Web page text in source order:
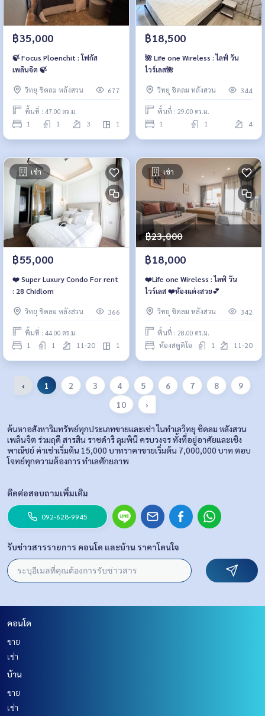
฿35,000
🍃 Focus Ploenchit : โฟกัส
เพลินจิต 🍃
วิทยุ ชิดลม หลังสวน 677
พื้นที่ : 47.00 ตร.ม.
1 1 3 1
฿18,500
🌺 Life one Wireless : ไลฟ์ วัน
ไวร์เลส🌺
วิทยุ ชิดลม หลังสวน 344
พื้นที่ : 29.00 ตร.ม.
1 1 4
เช่า
฿55,000
❤️ Super Luxury Condo For rent
: 28 Chidlom
วิทยุ ชิดลม หลังสวน 366
พื้นที่ : 44.00 ตร.ม.
1 1 11-20 1
เช่า
฿23,000
฿18,000
❤️Life one Wireless : ไลฟ์ วัน
ไวร์เลส ❤️ห้องแต่งสวย💕
วิทยุ ชิดลม หลังสวน 342
พื้นที่ : 28.00 ตร.ม.
ห้องสตูดิโอ 1 11-20
‹ 1 2 3 4 5 6 7 8
9
10
›
ค้นหาอสังหาริมทรัพย์ทุกประเภทขายและเช่า ในทำเลวิทยุ ชิดลม หลังสวน
เพลินจิต ร่วมฤดี สารสิน ราชดำริ ลุมพินี ครบวงจร ทั้งที่อยู่อาศัยและเชิง
พาณิชย์ ค่าเช่าเริ่มต้น 15,000 บาทราคาขายเริ่มต้น 7,000,000 บาท ตอบ
โจทย์ทุกความต้องการ ทำเลศักยภาพ
ติดต่อสอบถามเพิ่มเติม
092-628-9945
รับข่าวสารรายการ คอนโด และบ้าน ราคาโดนใจ
คอนโด
ขาย
เช่า
บ้าน
ขาย
เช่า